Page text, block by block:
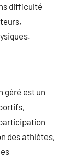
difficulté
géré est un
des athlètes,